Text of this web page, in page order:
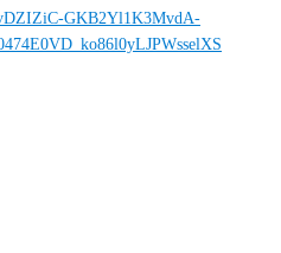
GKB2Yl1K3MvdA-